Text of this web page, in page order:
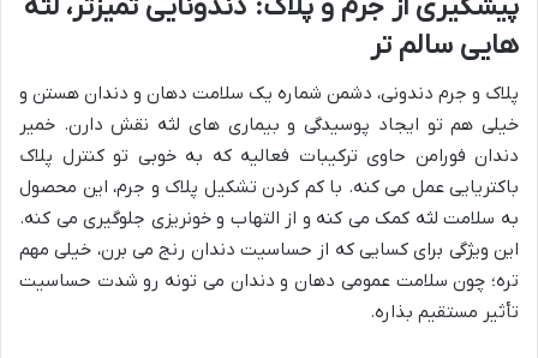
هایی سالم تر
پلاک و جرم دندونی، دشمن شماره یک سلامت دهان و دندان هستن و
خیلی هم تو ایجاد پوسیدگی و بیماری های لثه نقش دارن. خمیر
دندان فورامن حاوی ترکیبات فعالیه که به خوبی تو کنترل پلاک
باکتریایی عمل می کنه. با کم کردن تشکیل پلاک و جرم، این محصول
به سلامت لثه کمک می کنه و از التهاب و خونریزی جلوگیری می کنه.
این ویژگی برای کسایی که از حساسیت دندان رنج می برن، خیلی مهم
تره؛ چون سلامت عمومی دهان و دندان می تونه رو شدت حساسیت
تأثیر مستقیم بذاره.